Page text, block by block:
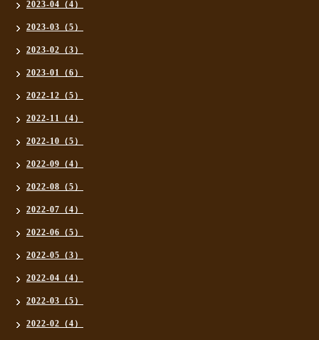
2023-04（4）
2023-03（5）
2023-02（3）
2023-01（6）
2022-12（5）
2022-11（4）
2022-10（5）
2022-09（4）
2022-08（5）
2022-07（4）
2022-06（5）
2022-05（3）
2022-04（4）
2022-03（5）
2022-02（4）